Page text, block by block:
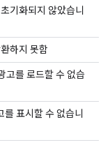
기화되지 않았습니
하지 못함
고를 로드할 수 없습
표시할 수 없습니